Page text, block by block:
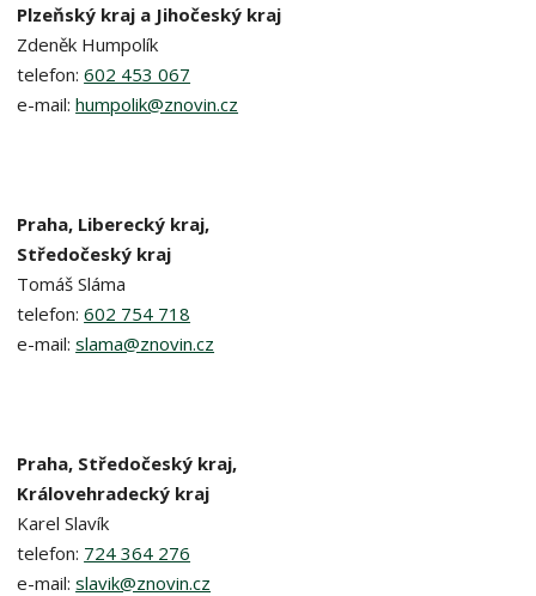
Plzeňský kraj a Jihočeský kraj
Zdeněk Humpolík
telefon:602 453 067
e-mail:humpolik@znovin.cz
Praha, Liberecký kraj,
Středočeský kraj
Tomáš Sláma
telefon:602 754 718
e-mail:slama@znovin.cz
Praha, Středočeský kraj,
Královehradecký kraj
Karel Slavík
telefon: 724 364 276
e-mail:slavik@znovin.cz